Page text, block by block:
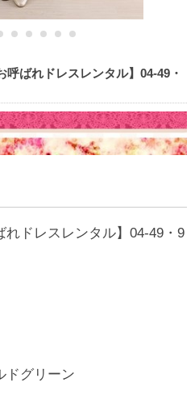
ばれドレスレンタル】04-49・
れドレスレンタル】04-49・9
グリーン